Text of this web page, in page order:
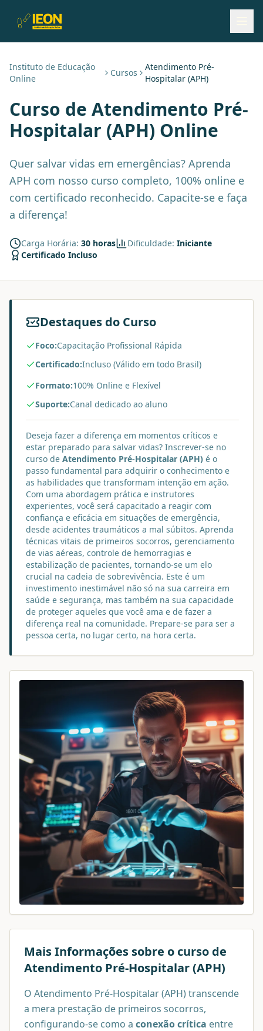
Instituto de Educação
Online
Cursos
Atendimento Pré-
Hospitalar (APH)
Curso de Atendimento Pré-
Hospitalar (APH) Online
Quer salvar vidas em emergências? Aprenda
APH com nosso curso completo, 100% online e
com certificado reconhecido. Capacite-se e faça
a diferença!
Carga Horária: 30 horas Dificuldade: Iniciante
Certificado Incluso
Destaques do Curso
Foco:Capacitação Profissional Rápida
Certificado:Incluso (Válido em todo Brasil)
Formato:100% Online e Flexível
Suporte:Canal dedicado ao aluno
Deseja fazer a diferença em momentos críticos e
estar preparado para salvar vidas? Inscrever-se no
curso de Atendimento Pré-Hospitalar (APH) é o
passo fundamental para adquirir o conhecimento e
as habilidades que transformam intenção em ação.
Com uma abordagem prática e instrutores
experientes, você será capacitado a reagir com
confiança e eficácia em situações de emergência,
desde acidentes traumáticos a mal súbitos. Aprenda
técnicas vitais de primeiros socorros, gerenciamento
de vias aéreas, controle de hemorragias e
estabilização de pacientes, tornando-se um elo
crucial na cadeia de sobrevivência. Este é um
investimento inestimável não só na sua carreira em
saúde e segurança, mas também na sua capacidade
de proteger aqueles que você ama e de fazer a
diferença real na comunidade. Prepare-se para ser a
pessoa certa, no lugar certo, na hora certa.
Mais Informações sobre o curso de
Atendimento Pré-Hospitalar (APH)
O Atendimento Pré-Hospitalar (APH) transcende
a mera prestação de primeiros socorros,
configurando-se como a conexão crítica entre